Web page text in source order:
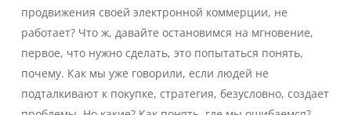
продвижения своей электронной коммерции, не
работает? Что ж, давайте остановимся на мгновение,
первое, что нужно сделать, это попытаться понять,
почему. Как мы уже говорили, если людей не
подталкивают к покупке, стратегия, безусловно, создает